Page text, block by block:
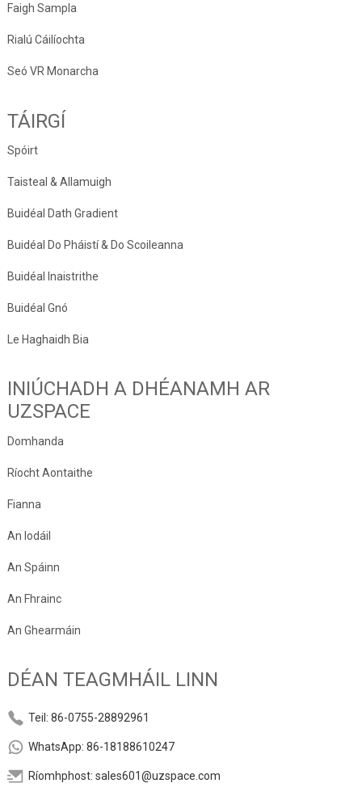
Faigh Sampla
Rialú Cáilíochta
Seó VR Monarcha
TÁIRGÍ
Spóirt
Taisteal & Allamuigh
Buidéal Dath Gradient
Buidéal Do Pháistí & Do Scoileanna
Buidéal Inaistrithe
Buidéal Gnó
Le Haghaidh Bia
INIÚCHADH A DHÉANAMH AR
UZSPACE
Domhanda
Ríocht Aontaithe
Fianna
An Iodáil
An Spáinn
An Fhrainc
An Ghearmáin
DÉAN TEAGMHÁIL LINN
Teil: 86-0755-28892961
WhatsApp: 86-18188610247
Ríomhphost: sales601@uzspace.com